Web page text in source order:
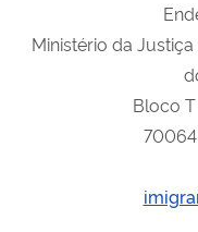
Ministério da
Bloco T